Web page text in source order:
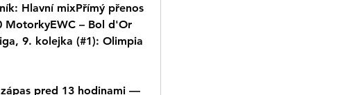
Hlavní mixPřímý přenos
MotorkyEWC – Bol d'Or
9. kolejka (#1): Olimpia
zápas pred 13 hodinami —